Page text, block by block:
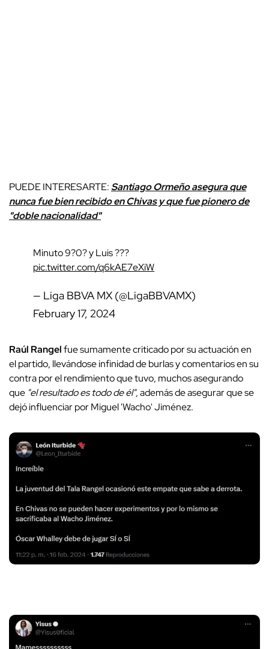
PUEDE INTERESARTE:Santiago Ormeño asegura que
nunca fue bien recibido en Chivas y que fue pionero de
"doble nacionalidad"
Minuto 9?0? y Luis ???
pic.twitter.com/q6kAE7eXiW
— Liga BBVA MX (@LigaBBVAMX)
February 17, 2024
Raúl Rangelfue sumamente criticado por su actuación en
el partido, llevándose infinidad de burlas y comentarios en su
contra por el rendimiento que tuvo, muchos asegurando
que "el resultado es todo de él",además de asegurar que se
dejó influenciar por Miguel 'Wacho' Jiménez.